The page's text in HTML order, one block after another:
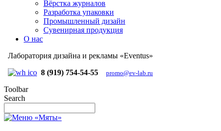
Вёрстка журналов
Разработка упаковки
Промышленный дизайн
Сувенирная продукция
О нас
Лаборатория дизайна и рекламы «Eventus»
8 (919) 754-54-55
promo@ev-lab.ru
Toolbar
Search